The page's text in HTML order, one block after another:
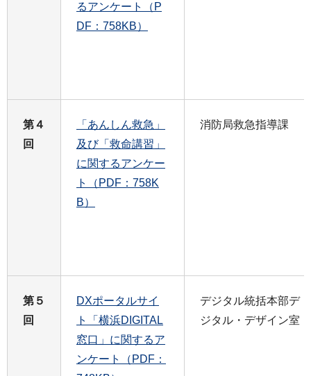
るアンケート（P
DF：758KB）
第４
回
「あんしん救急」
及び「救命講習」
に関するアンケー
ト（PDF：758K
B）
消防局救急指導課
第５
回
DXポータルサイ
ト「横浜DIGITAL
窓口」に関するア
ンケート（PDF：
デジタル統括本部デ
ジタル・デザイン室